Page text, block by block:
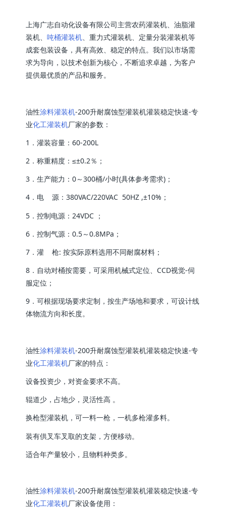
上海广志自动化设备有限公司主营农药灌装机、油脂灌
装机、 吨桶灌装机、重力式灌装机、定量分装灌装机等
成套包装设备，具有高效、稳定的特点。我们以市场需
求为导向，以技术创新为核心，不断追求卓越，为客户
提供最优质的产品和服务。
油性涂料灌装机-200升耐腐蚀型灌装机灌装稳定快速-专
业化工灌装机厂家的参数：
1．灌装容量：60-200L
2．称重精度：≤±0.2％；
3．生产能力：0～300桶/小时(具体参考需求)；
4．电 源：380VAC/220VAC 50HZ ,±10%；
5．控制电源：24VDC ；
6．控制气源：0.5～0.8MPa；
7．灌 枪: 按实际原料选用不同耐腐材料；
8．自动对桶按需要，可采用机械式定位、CCD视觉-伺
服定位；
9．可根据现场要求定制，按生产场地和要求，可设计线
体物流方向和长度。
油性涂料灌装机-200升耐腐蚀型灌装机灌装稳定快速-专
业化工灌装机厂家的特点：
设备投资少，对资金要求不高。
辊道少，占地少，灵活性高 。
换枪型灌装机，可一料一枪，一机多枪灌多料。
装有供叉车叉取的支架，方便移动。
适合年产量较小，且物料种类多。
油性涂料灌装机-200升耐腐蚀型灌装机灌装稳定快速-专
业化工灌装机厂家设备使用：